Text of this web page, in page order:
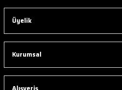
Üyelik
Kurumsal